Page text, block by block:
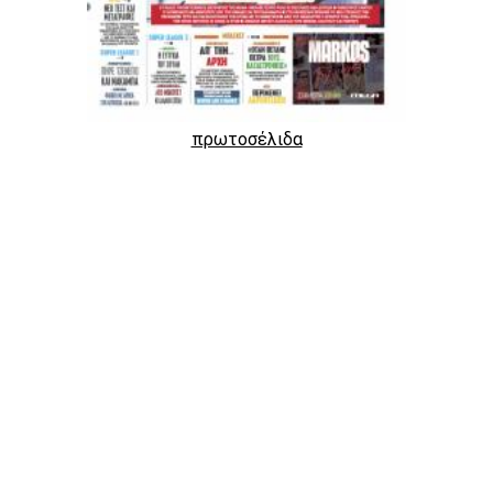
πρωτοσέλιδα